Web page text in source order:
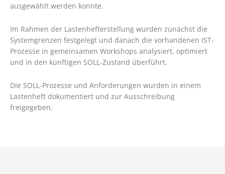
ausgewählt werden konnte.
Im Rahmen der Lastenhefterstellung wurden zunächst die
Systemgrenzen festgelegt und danach die vorhandenen IST-
Prozesse in gemeinsamen Workshops analysiert, optimiert
und in den künftigen SOLL-Zustand überführt.
Die SOLL-Prozesse und Anforderungen wurden in einem
Lastenheft dokumentiert und zur Ausschreibung
freigegeben.